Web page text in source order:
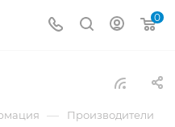
0
— Производители